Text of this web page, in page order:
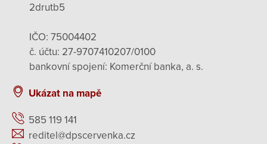
2drutb5
IČO: 75004402
č. účtu: 27-9707410207/0100
bankovní spojení: Komerční banka, a. s.
Ukázat na mapě
585 119 141
reditel@dpscervenka.cz